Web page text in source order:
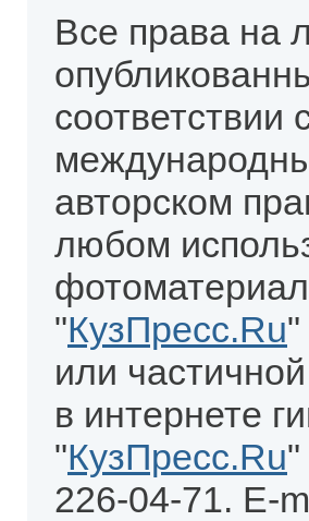
Все права на
соответствии
авторском
любом
"КузПресс.Ru"
или
в интернете
"КузПресс.Ru"
226-04-71. E-